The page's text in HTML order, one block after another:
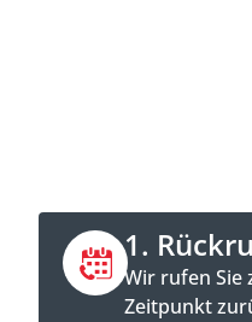
1.
Wir rufen Sie
Zeitpunkt